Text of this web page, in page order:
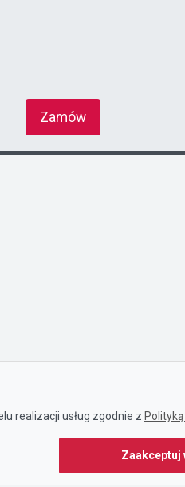
Zamów
realizacji usług zgodnie z
Zaakceptuj